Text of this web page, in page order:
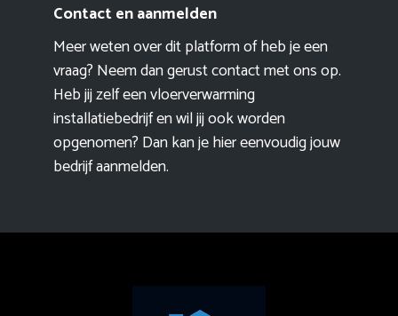
Contact en aanmelden
Meer weten over dit platform of heb je een
vraag? Neem dan gerust contact met ons op.
Heb jij zelf een vloerverwarming
installatiebedrijf en wil jij ook worden
opgenomen? Dan kan je hier eenvoudigjouw
bedrijf aanmelden.